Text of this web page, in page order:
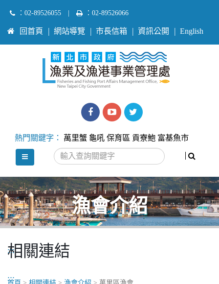
主
要
：02-89526055 ：02-89526066
::: 回首頁 網站導覽 市長信箱 資訊公開 English
漁
處
facebook
漁
處
youtube
Twitter
熱門關鍵字： 萬里蟹 龜吼 保育區 貢寮鮑 富基魚市
選單
漁會介紹
:::
相關連結
:::